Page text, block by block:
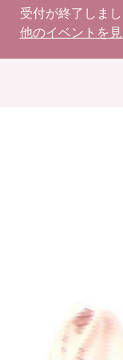
受付が終了しま
他のイベントを